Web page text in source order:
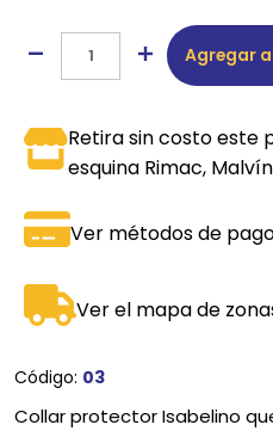
Agregar
Retira sin costo este
esquina Rimac,
Ver métodos de
Ver el mapa de
Código: 03
Collar protector Isabelino